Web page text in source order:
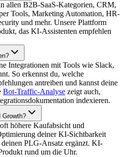
allen B2B-SaaS-Kategorien, CRM,
Tools, Marketing Automation, HR-
und mehr. Unsere Plattform
das KI-Assistenten empfehlen
Integrationen mit Tools wie Slack,
So erkennst du, welche
antreiben und kannst deine
Bot-Traffic-Analyse zeigt auch,
indexieren.
Growth?
höhere Kaufabsicht und
deiner KI-Sichtbarkeit
PLG-Ansatz ergänzt. KI-
rund um die Uhr.